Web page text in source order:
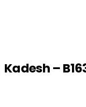
–